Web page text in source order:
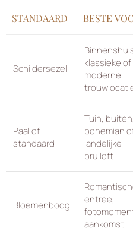
STANDAARD BESTE
Schildersezel
klassieke of
moderne
Paal of
standaard
Tuin, buiten,
bohemian
landelijke
bruiloft
Bloemenboog
entree,
aankomst